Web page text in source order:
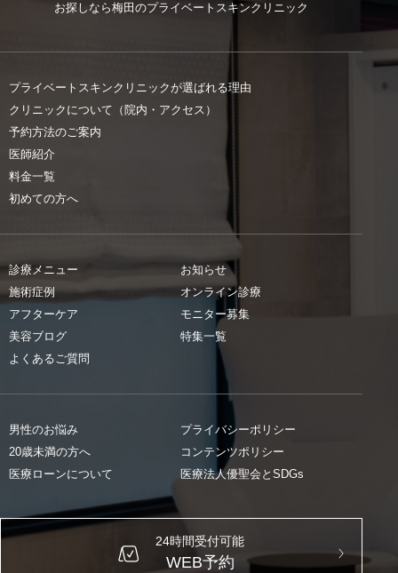
お探しなら梅田のプライベートスキンクリニック
プライベートスキンクリニックが選ばれる理由
クリニックについて（院内・アクセス）
予約方法のご案内
医師紹介
料金一覧
初めての方へ
診療メニュー
施術症例
アフターケア
美容ブログ
よくあるご質問
お知らせ
オンライン診療
モニター募集
特集一覧
男性のお悩み
20歳未満の方へ
医療ローンについて
プライバシーポリシー
コンテンツポリシー
医療法人優聖会とSDGs
24時間受付可能
WEB予約